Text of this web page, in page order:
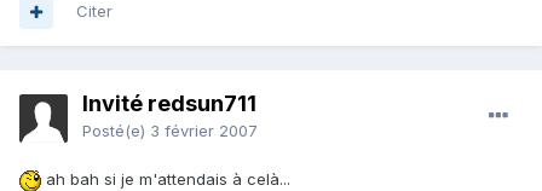
Citer
Invité redsun711
Posté(e) 3 février 2007
ah bah si je m'attendais à celà...